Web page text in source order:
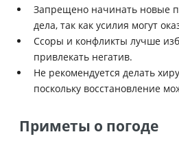
Запрещено начинать новые
дела, так как усилия могут
Ссоры и конфликты лучше
привлекать негатив.
Не рекомендуется делать
поскольку восстановление
Приметы о погоде